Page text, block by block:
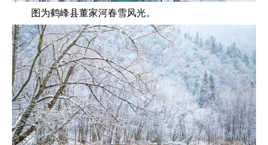
图为鹤峰县董家河春雪风光。